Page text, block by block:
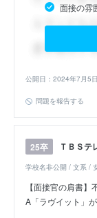
面接の雰
公開日：2024年7月5日
問題を報告する
25卒 ＴＢＳテ
学校名非公開 / 文系 /
【面接官の肩書】
A「ラヴイット」